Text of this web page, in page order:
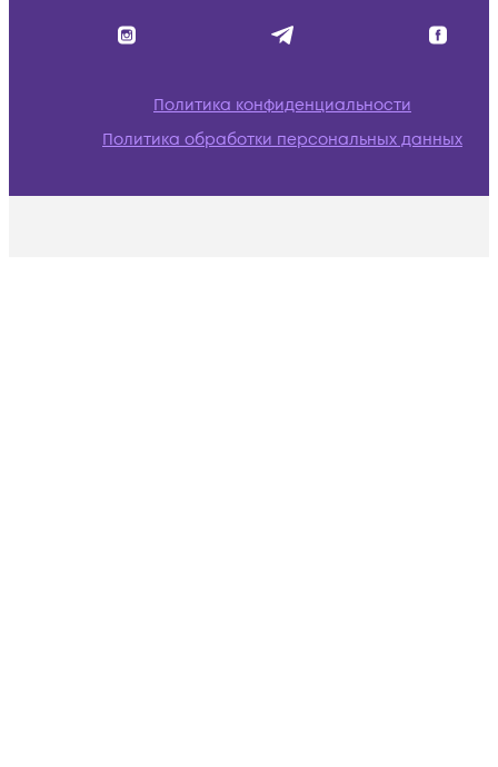
Политика конфиденциальности
Политика обработки персональных данных